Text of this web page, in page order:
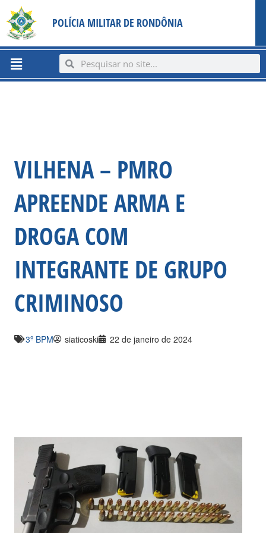
content
para
conteúdo
POLÍCIA MILITAR DE RONDÔNIA
Menu SearchSearch
VILHENA – PMRO
APREENDE ARMA E
DROGA COM
INTEGRANTE DE GRUPO
CRIMINOSO
3º BPM siaticoski 22 de janeiro de 2024